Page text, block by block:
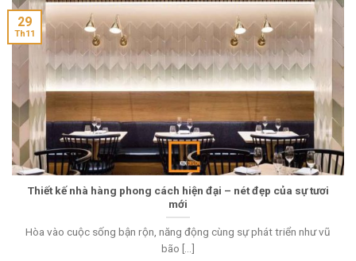
Thiết kế nhà hàng phong cách hiện đại – nét đẹp của sự tươi
mới
Hòa vào cuộc sống bận rộn, năng động cùng sự phát triển như vũ
bão [...]
29
Th11